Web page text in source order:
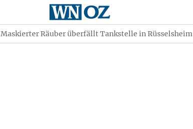
Maskierter Räuber überfällt Tankstelle in Rüsselsheim